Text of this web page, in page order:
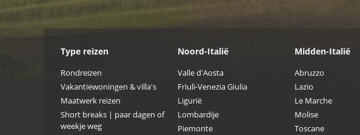
Type reizen
Rondreizen
Vakantiewoningen & villa's
Maatwerk reizen
Short breaks | paar dagen of
weekje weg
Noord-Italië
Valle d'Aosta
Friuli-Venezia Giulia
Ligurië
Lombardije
Piemonte
Midden-Italië
Abruzzo
Lazio
Le Marche
Molise
Toscane